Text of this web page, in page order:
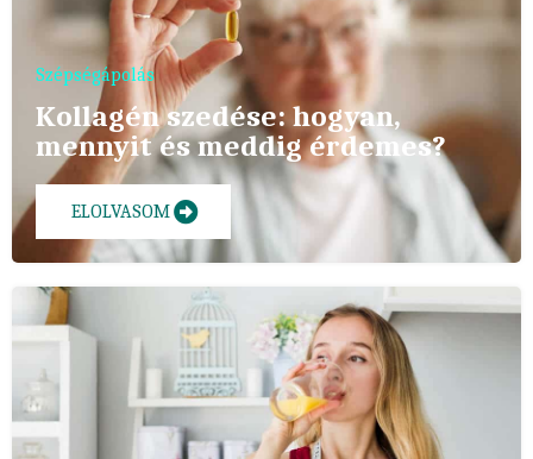
Szépségápolás
Kollagén szedése: hogyan,
mennyit és meddig érdemes?
ELOLVASOM